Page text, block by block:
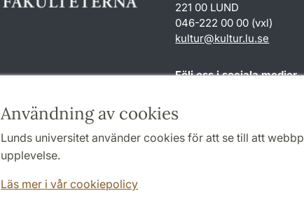
Användning av cookies
Lunds universitet använder cookies för att se till att
upplevelse.
Läs mer i vår cookiepolicy
221 00 LUND
046-222 00 00 (vxl)
kultur@kultur.lu.se
Följ oss i sociala medier